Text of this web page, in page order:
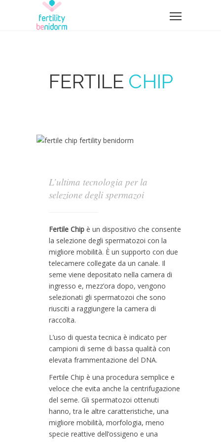
FERTILE CHIP
L’ultima tecnologia per la
selezione degli spermazoi
Fertile Chip è un dispositivo che consente
la selezione degli spermatozoi con la
migliore mobilità. È un supporto con due
telecamere collegate da un canale. Il
seme viene depositato nella camera di
ingresso e, mezz’ora dopo, vengono
selezionati gli spermatozoi che sono
riusciti a raggiungere la camera di
raccolta.
L’uso di questa tecnica è indicato per
campioni di seme di bassa qualità con
elevata frammentazione del DNA.
Fertile Chip è una procedura semplice e
veloce che evita anche la centrifugazione
del seme. Gli spermatozoi ottenuti
hanno, tra le altre caratteristiche, una
migliore mobilità, morfologia, meno
specie reattive dell’ossigeno e una